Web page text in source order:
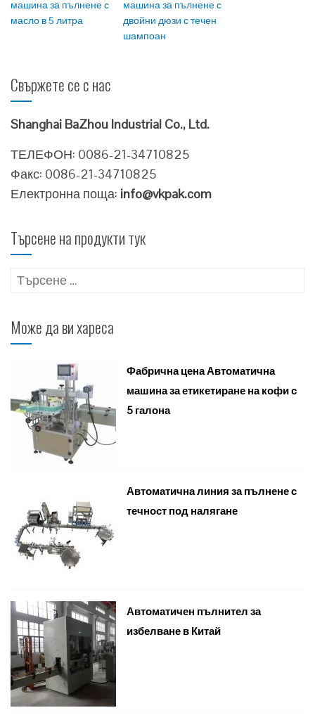
машина за пълнене с
масло в 5 литра
машина за пълнене с
двойни дюзи с течен
шампоан
Свържете се с нас
Shanghai BaZhou Industrial Co., Ltd.
ТЕЛЕФОН: 0086-21-34710825
Факс: 0086-21-34710825
Електронна поща: info@vkpak.com
Търсене на продукти тук
Търсене
Може да ви хареса
Фабрична цена Автоматична
машина за етикетиране на кофи с
5 галона
Автоматична линия за пълнене с
течност под налягане
Автоматичен пълнител за
избелване в Китай